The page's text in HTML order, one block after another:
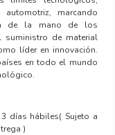
marcando
de la mano de los
suministro de material
líder en innovación.
en todo el mundo
días hábiles( Sujeto a
)